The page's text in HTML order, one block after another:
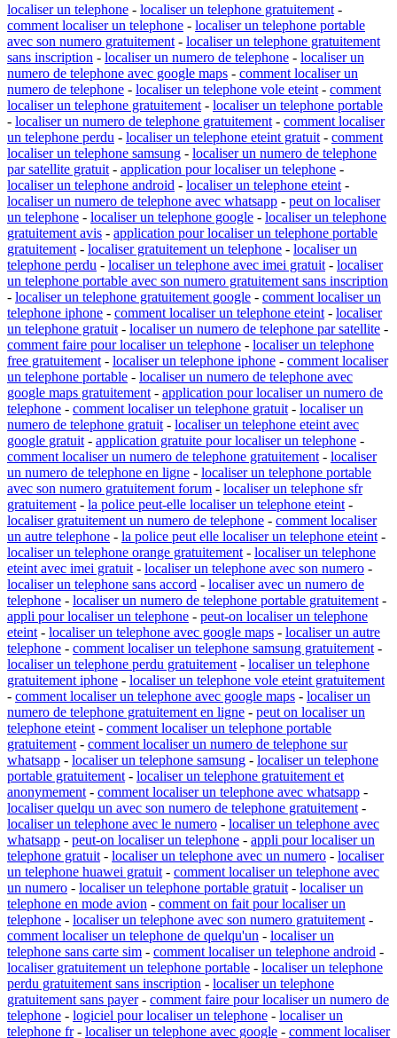
localiser un telephone - localiser un telephone gratuitement -
comment localiser un telephone - localiser un telephone portable
avec son numero gratuitement - localiser un telephone gratuitement
sans inscription - localiser un numero de telephone - localiser un
numero de telephone avec google maps - comment localiser un
numero de telephone - localiser un telephone vole eteint - comment
localiser un telephone gratuitement - localiser un telephone portable
- localiser un numero de telephone gratuitement - comment localiser
un telephone perdu - localiser un telephone eteint gratuit - comment
localiser un telephone samsung - localiser un numero de telephone
par satellite gratuit - application pour localiser un telephone -
localiser un telephone android - localiser un telephone eteint -
localiser un numero de telephone avec whatsapp - peut on localiser
un telephone - localiser un telephone google - localiser un telephone
gratuitement avis - application pour localiser un telephone portable
gratuitement - localiser gratuitement un telephone - localiser un
telephone perdu - localiser un telephone avec imei gratuit - localiser
un telephone portable avec son numero gratuitement sans inscription
- localiser un telephone gratuitement google - comment localiser un
telephone iphone - comment localiser un telephone eteint - localiser
un telephone gratuit - localiser un numero de telephone par satellite -
comment faire pour localiser un telephone - localiser un telephone
free gratuitement - localiser un telephone iphone - comment localiser
un telephone portable - localiser un numero de telephone avec
google maps gratuitement - application pour localiser un numero de
telephone - comment localiser un telephone gratuit - localiser un
numero de telephone gratuit - localiser un telephone eteint avec
google gratuit - application gratuite pour localiser un telephone -
comment localiser un numero de telephone gratuitement - localiser
un numero de telephone en ligne - localiser un telephone portable
avec son numero gratuitement forum - localiser un telephone sfr
gratuitement - la police peut-elle localiser un telephone eteint -
localiser gratuitement un numero de telephone - comment localiser
un autre telephone - la police peut elle localiser un telephone eteint -
localiser un telephone orange gratuitement - localiser un telephone
eteint avec imei gratuit - localiser un telephone avec son numero -
localiser un telephone sans accord - localiser avec un numero de
telephone - localiser un numero de telephone portable gratuitement -
appli pour localiser un telephone - peut-on localiser un telephone
eteint - localiser un telephone avec google maps - localiser un autre
telephone - comment localiser un telephone samsung gratuitement -
localiser un telephone perdu gratuitement - localiser un telephone
gratuitement iphone - localiser un telephone vole eteint gratuitement
- comment localiser un telephone avec google maps - localiser un
numero de telephone gratuitement en ligne - peut on localiser un
telephone eteint - comment localiser un telephone portable
gratuitement - comment localiser un numero de telephone sur
whatsapp - localiser un telephone samsung - localiser un telephone
portable gratuitement - localiser un telephone gratuitement et
anonymement - comment localiser un telephone avec whatsapp -
localiser quelqu un avec son numero de telephone gratuitement -
localiser un telephone avec le numero - localiser un telephone avec
whatsapp - peut-on localiser un telephone - appli pour localiser un
telephone gratuit - localiser un telephone avec un numero - localiser
un telephone huawei gratuit - comment localiser un telephone avec
un numero - localiser un telephone portable gratuit - localiser un
telephone en mode avion - comment on fait pour localiser un
telephone - localiser un telephone avec son numero gratuitement -
comment localiser un telephone de quelqu'un - localiser un
telephone sans carte sim - comment localiser un telephone android -
localiser gratuitement un telephone portable - localiser un telephone
perdu gratuitement sans inscription - localiser un telephone
gratuitement sans payer- comment faire pour localiser un numero de
telephone - logiciel pour localiser un telephone - localiser un
telephone fr- localiser un telephone avec google - comment localiser